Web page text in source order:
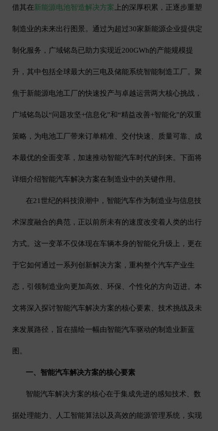
借其在新能源电池智造解决方案 上的深厚积累，正逐步重塑
制造业的未来出行图景。通过为超过30家新能源企业提供定
制化服务，广域铭岛已助力实现近200GWh的产能规模提
升，其中包括全球最大的三电及储能系统智能制造工厂。聚
焦于新能源电池工厂的快速投产与卓越运营两大核心挑战，
广域铭岛以“问题攻坚+信息化”和“精益改善+智能化”的双重
策略，为电池工厂带来订单精准、交付快速、质量可靠、成
本最优的全面变革，加速推动智能汽车时代的到来。下面将
详细介绍智能汽车解决方案在制造业中的关键作用。
在21世纪的科技浪潮中，智能汽车作为制造业与信息技
术深度融合的典范，正以前所未有的速度改变着人类的出行
方式。这一变革不仅体现在车辆本身的智能化升级上，更在
于它如何通过一系列创新解决方案，重构整个汽车产业生
态，引领制造业向更加高效、环保、个性化的方向迈进。本
文将深入探讨智能汽车解决方案的核心要素、技术挑战及未
来发展路径，旨在描绘一幅由智能汽车驱动的制造业新蓝
图。
一、智能汽车解决方案的核心要素
智能汽车解决方案的核心在于集成先进的感知技术、数
据处理能力、人工智能算法以及高效的能源管理系统，实现